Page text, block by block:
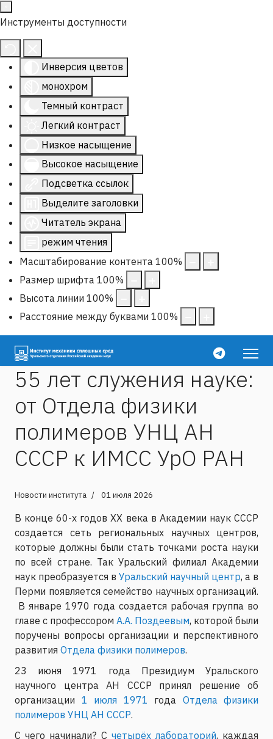
Инструменты доступности
Инверсия цветов
монохром
Темный контраст
Легкий контраст
Низкое насыщение
Высокое насыщение
Подсветка ссылок
Выделите заголовки
Читатель экрана
режим чтения
Масштабирование контента 100%
Размер шрифта 100%
Высота линии 100%
Расстояние между буквами 100%
55 лет служения науке:
от Отдела физики
полимеров УНЦ АН
СССР к ИМСС УрО РАН
Новости института 01 июля 2026
В конце 60-х годов XX века в Академии наук СССР
создается сеть региональных научных центров,
которые должны были стать точками роста науки
по всей стране. Так Уральский филиал Академии
наук преобразуется в Уральский научный центр, а в
Перми появляется семейство научных организаций.
В январе 1970 года создается рабочая группа во
главе с профессором А.А. Поздеевым, которой были
поручены вопросы организации и перспективного
развития Отдела физики полимеров.
23 июня 1971 года Президиум Уральского
научного центра АН СССР принял решение об
организации 1 июля 1971 года Отдела физики
полимеров УНЦ АН СССР.
С чего начинали? С четырёх лабораторий, каждая